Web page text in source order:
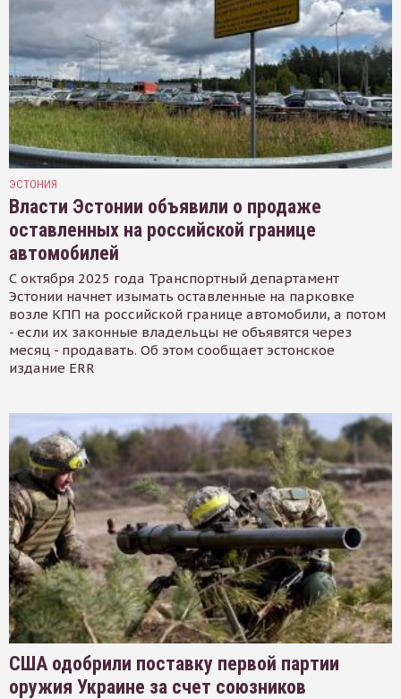
ЭСТОНИЯ
Власти Эстонии объявили о продаже
оставленных на российской границе
автомобилей
С октября 2025 года Транспортный департамент
Эстонии начнет изымать оставленные на парковке
возле КПП на российской границе автомобили, а потом
- если их законные владельцы не объявятся через
месяц - продавать. Об этом сообщает эстонское
издание ERR
США одобрили поставку первой партии
оружия Украине за счет союзников